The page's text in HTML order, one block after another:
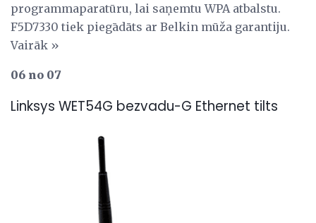
programmaparatūru, lai saņemtu WPA atbalstu.
F5D7330 tiek piegādāts ar Belkin mūža garantiju.
Vairāk »
06 no 07
Linksys WET54G bezvadu-G Ethernet tilts